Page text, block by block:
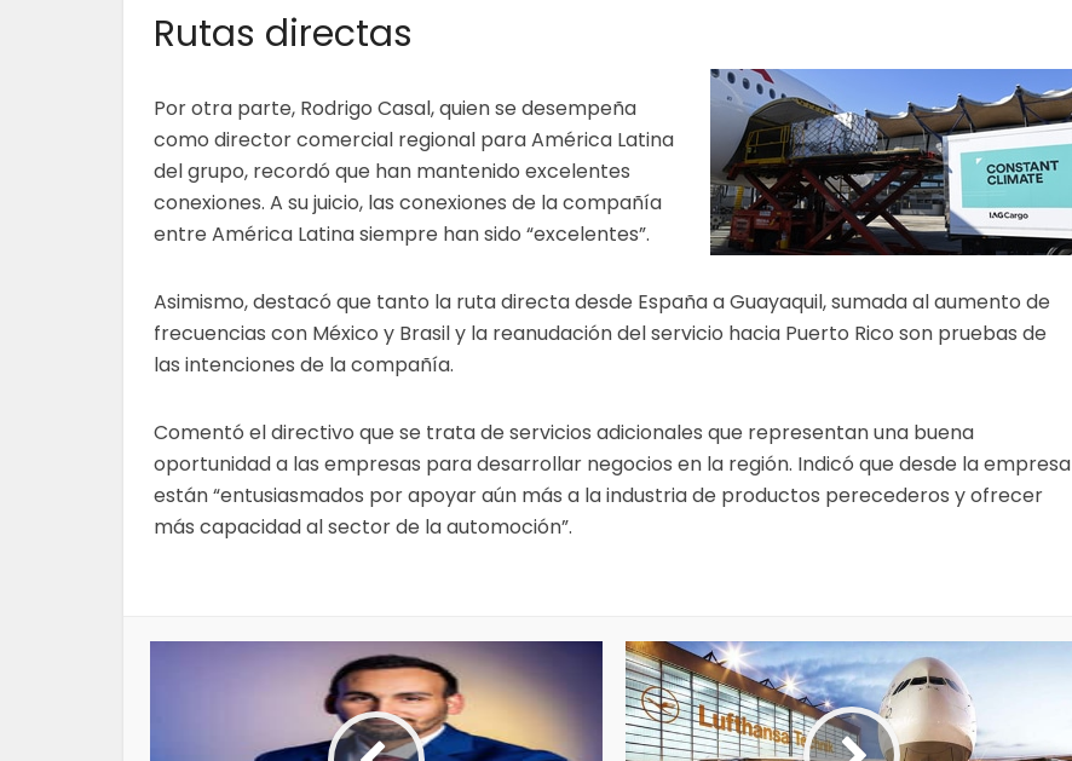
Rutas directas
Por otra parte, Rodrigo Casal, quien se desempeña
como director comercial regional para América Latina
del grupo, recordó que han mantenido excelentes
conexiones. A su juicio, las conexiones de la compañía
entre América Latina siempre han sido “excelentes”.
Asimismo, destacó que tanto la ruta directa desde España a Guayaquil, sumada al aumento de
frecuencias con México y Brasil y la reanudación del servicio hacia Puerto Rico son pruebas de
las intenciones de la compañía.
Comentó el directivo que se trata de servicios adicionales que representan una buena
oportunidad a las empresas para desarrollar negocios en la región. Indicó que desde la empresa
están “entusiasmados por apoyar aún más a la industria de productos perecederos y ofrecer
más capacidad al sector de la automoción”.